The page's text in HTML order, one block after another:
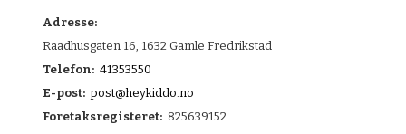
Adresse:
Raadhusgaten 16, 1632 Gamle Fredrikstad
Telefon: 41353550
E-post: post@heykiddo.no
Foretaksregisteret: 825639152